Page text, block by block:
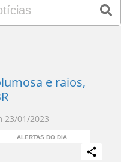
e raios,
23/01/2023
ALERTAS DO DIA